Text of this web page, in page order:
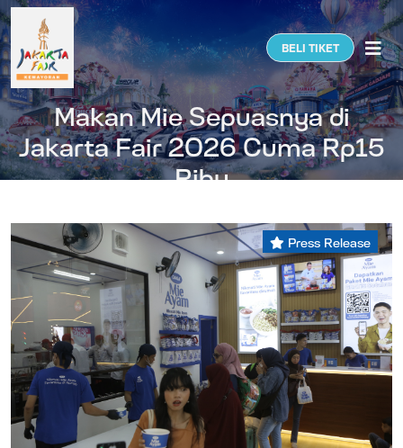
BELI TIKET
Makan Mie Sepuasnya di
Jakarta Fair 2026 Cuma Rp15
Ribu
Press Release